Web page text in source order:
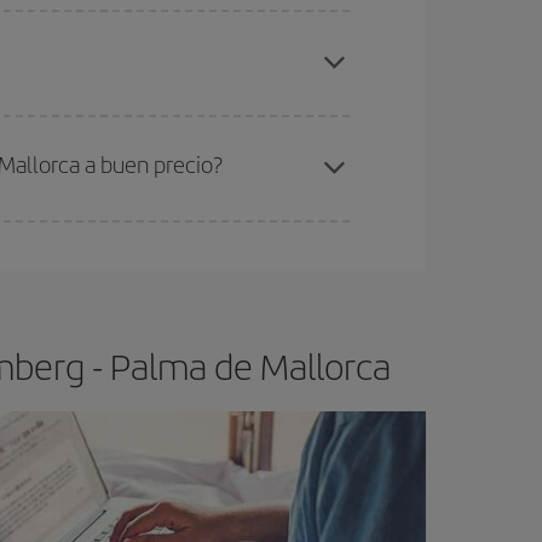
Palma de Mallorca-dest
a buen precio?
- Palma de Mallorca